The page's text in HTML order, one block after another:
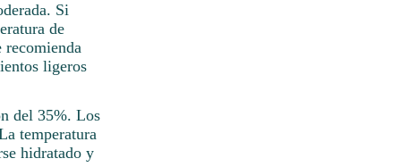
Si
de
recomienda
ligeros
del 35%. Los
temperatura
hidratado y